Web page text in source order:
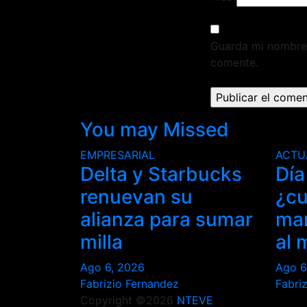
Guarda mi
comente.
You may Missed
EMPRESARIAL
Delta y Starbucks
renuevan su
alianza para sumar
milla
Ago 6, 2026
Fabrizio Fernandez
al
Ago
Copyright ©2026 NTEVE